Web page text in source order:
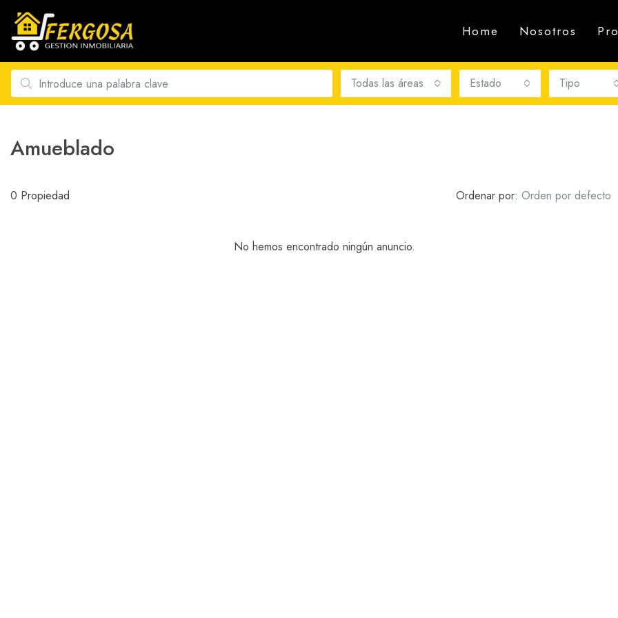
Home Nosotros
Todas las áreas Estado Tipo
Amueblado
0 Propiedad Ordenar por: Orden por defecto
No hemos encontrado ningún anuncio.